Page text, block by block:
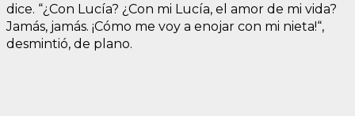
dice. “¿Con Lucía? ¿Con mi Lucía, el amor de mi vida?
Jamás, jamás. ¡Cómo me voy a enojar con mi nieta!“,
desmintió, de plano.